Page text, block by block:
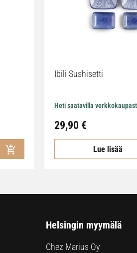
Ibili Sushisetti
Heti saatavilla
29,90 €
Lue lisää
Helsingin myymälä
Chez Marius Oy